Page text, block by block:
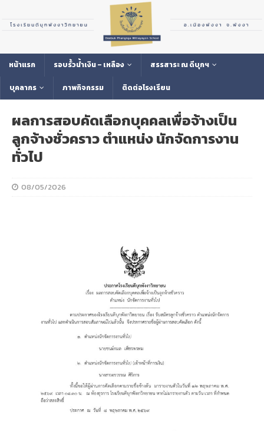
หน้าแรก รอบรั้วน้ำเงิน – เหลือง สรรสาระ ณ ดีบุกฯ
บุคลากร ภาพกิจกรรม ติดต่อโรงเรียน
ผลการสอบคัดเลือกบุคคลเพื่อจ้างเป็น
ลูกจ้างชั่วคราว ตำแหน่ง นักจัดการงาน
ทั่วไป
08/05/2026